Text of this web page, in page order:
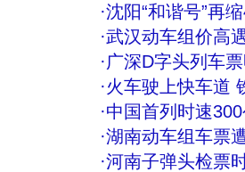
·沈阳“和谐号”再
·武汉动车组价高
·广深D字头列车
·火车驶上快车道
·中国首列时速
·湖南动车组车票
·河南子弹头检票